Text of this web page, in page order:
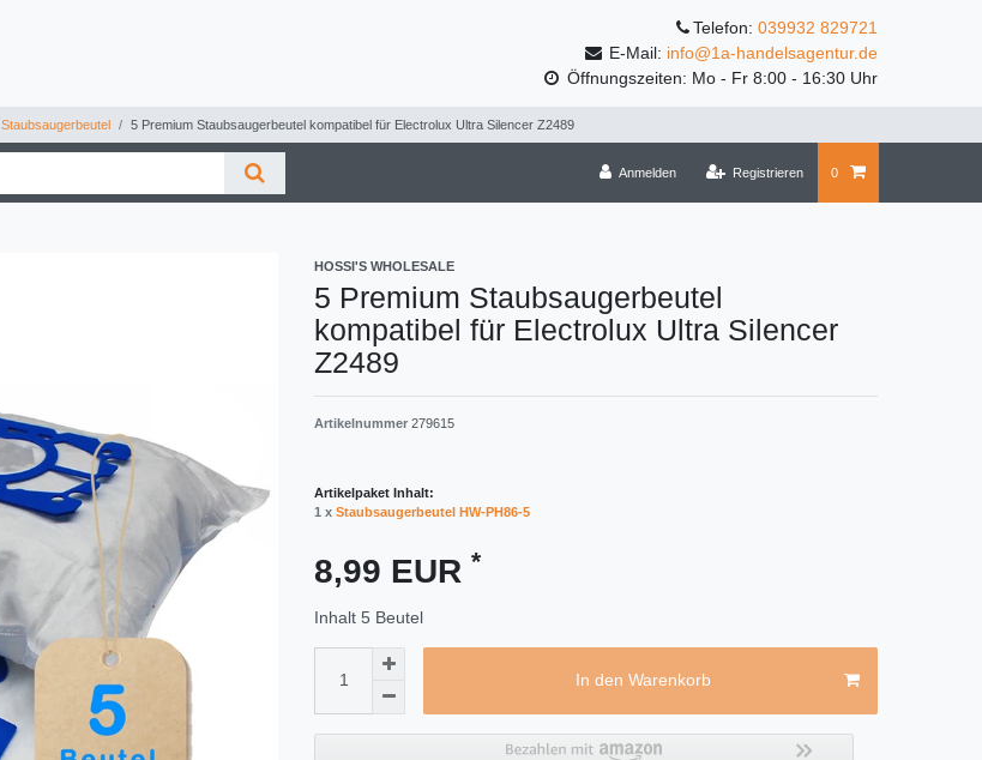
Telefon: 039932 829721
E-Mail: info@1a-handelsagentur.de
Öffnungszeiten: Mo - Fr 8:00 - 16:30 Uhr
Staubsaugerbeutel 5 Premium Staubsaugerbeutel kompatibel für Electrolux Ultra Silencer Z2489
Anmelden Registrieren 0
HOSSI'S WHOLESALE
5 Premium Staubsaugerbeutel
kompatibel für Electrolux Ultra Silencer
Z2489
Artikelnummer 279615
Artikelpaket Inhalt:
1 x Staubsaugerbeutel HW-PH86-5
8,99 EUR *
Inhalt 5 Beutel
In den Warenkorb